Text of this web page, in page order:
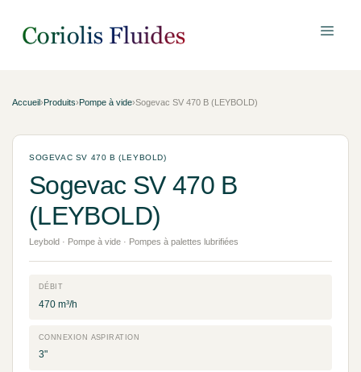
Accueil›Produits›Pompe à vide›Sogevac SV 470 B (LEYBOLD)
SOGEVAC SV 470 B (LEYBOLD)
Sogevac SV 470 B
(LEYBOLD)
Leybold · Pompe à vide · Pompes à palettes lubrifiées
DÉBIT
470 m³/h
CONNEXION ASPIRATION
3"